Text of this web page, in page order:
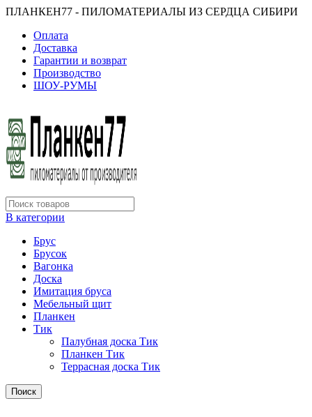
ПЛАНКЕН77 - ПИЛОМАТЕРИАЛЫ ИЗ СЕРДЦА СИБИРИ
Оплата
Доставка
Гарантии и возврат
Производство
ШОУ-РУМЫ
В категории
Брус
Брусок
Вагонка
Доска
Имитация бруса
Мебельный щит
Планкен
Тик
Палубная доска Тик
Планкен Тик
Террасная доска Тик
Поиск